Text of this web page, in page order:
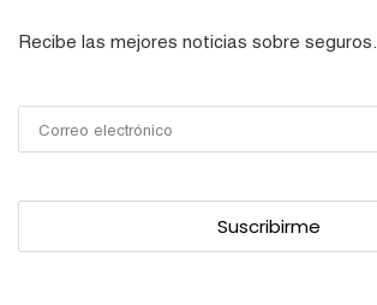
Recibe las mejores noticias sobre seguros.